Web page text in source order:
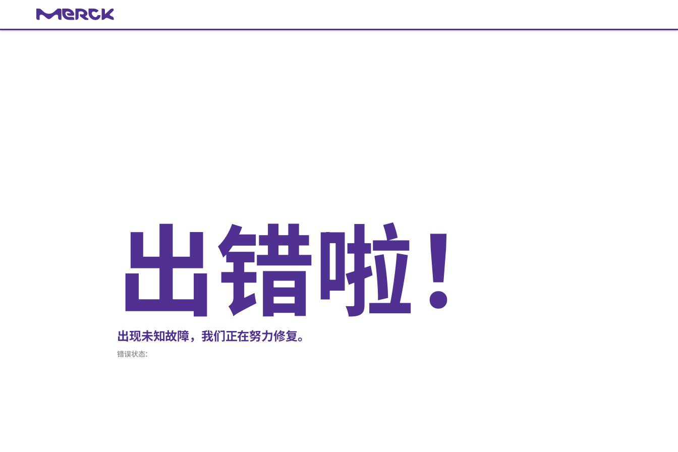
出错啦！
出现未知故障，我们正在努力修复。
错误状态：